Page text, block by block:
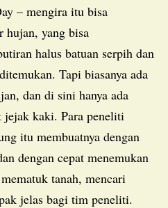
– mengira itu bisa
hujan, yang bisa
halus batuan serpih dan
Tapi biasanya ada
dan di sini hanya ada
jejak kaki. Para peneliti
itu membuatnya dengan
dengan cepat menemukan
tanah, mencari
jelas bagi tim peneliti.